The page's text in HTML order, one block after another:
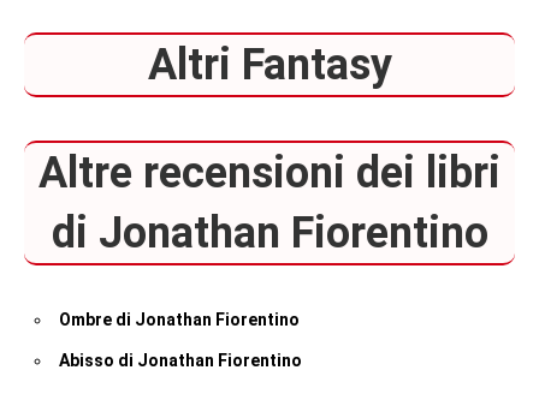
Altri Fantasy
Altre recensioni dei libri
di Jonathan Fiorentino
Ombre di Jonathan Fiorentino
Abisso di Jonathan Fiorentino